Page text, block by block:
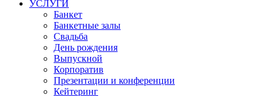
УСЛУГИ
Банкет
Банкетные залы
Свадьба
День рождения
Выпускной
Корпоратив
Презентации и конференции
Кейтеринг